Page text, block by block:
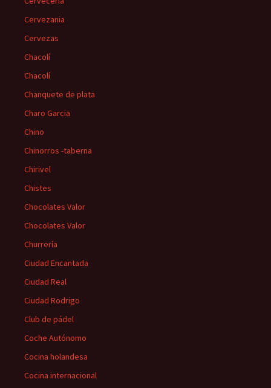
Cervezania
Cervezas
Chacolí
Chacolí
Chanquete de plata
Charo Garcia
Chino
Chinorros -taberna
Chirivel
Chistes
Chocolates Valor
Chocolates Valor
Churrería
Ciudad Encantada
Ciudad Real
Ciudad Rodrigo
Club de pádel
Coche Autónomo
Cocina holandesa
Cocina internacional